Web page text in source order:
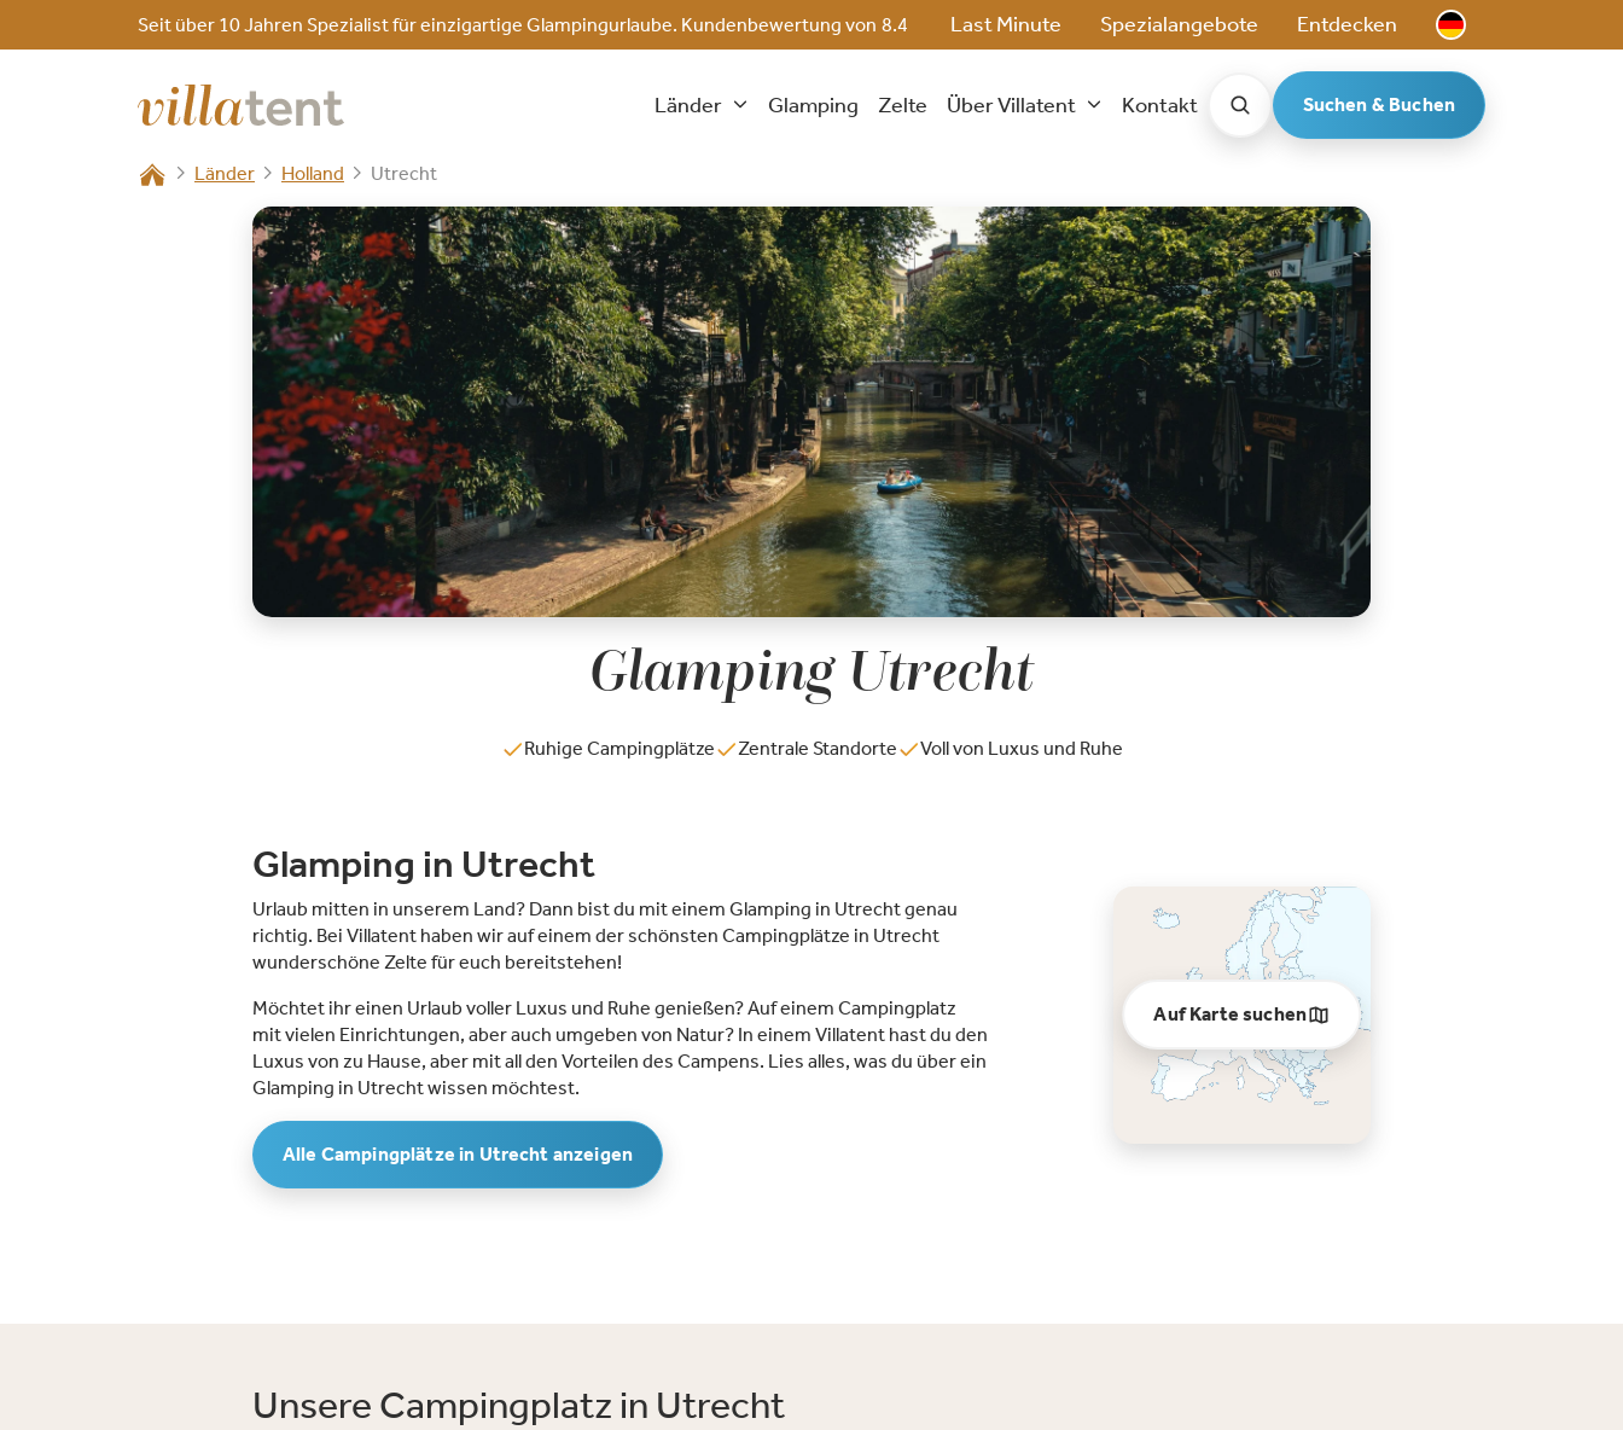
Seit über 10 Jahren Spezialist für einzigartige Glampingurlaube. Kundenbewertung von 8.4 Last Minute Spezialangebote Entdecken
Länder Glamping Zelte Über Villatent Kontakt Suchen & Buchen
Länder Holland Utrecht
Glamping Utrecht
Ruhige Campingplätze Zentrale Standorte Voll von Luxus und Ruhe
Glamping in Utrecht
Urlaub mitten in unserem Land? Dann bist du mit einem Glamping in Utrecht genau
richtig. Bei Villatent haben wir auf einem der schönsten Campingplätze in Utrecht
wunderschöne Zelte für euch bereitstehen!
Möchtet ihr einen Urlaub voller Luxus und Ruhe genießen? Auf einem Campingplatz
mit vielen Einrichtungen, aber auch umgeben von Natur? In einem Villatent hast du den
Luxus von zu Hause, aber mit all den Vorteilen des Campens. Lies alles, was du über ein
Glamping in Utrecht wissen möchtest.
Alle Campingplätze in Utrecht anzeigen
Auf Karte suchen
Unsere Campingplatz in Utrecht